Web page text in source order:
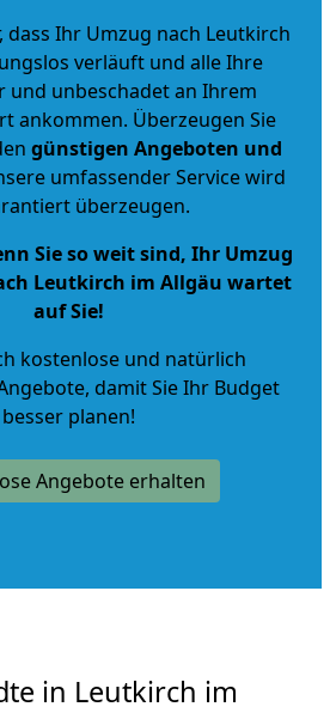
dass Ihr Umzug nach Leutkirch
verläuft und alle Ihre
und unbeschadet an Ihrem
ankommen. Überzeugen Sie
günstigen Angeboten und
umfassender Service wird
überzeugen.
Sie so weit sind, Ihr Umzug
Leutkirch im Allgäu wartet
auf Sie!
kostenlose und natürlich
, damit Sie Ihr Budget
besser planen!
Angebote erhalten
in Leutkirch im